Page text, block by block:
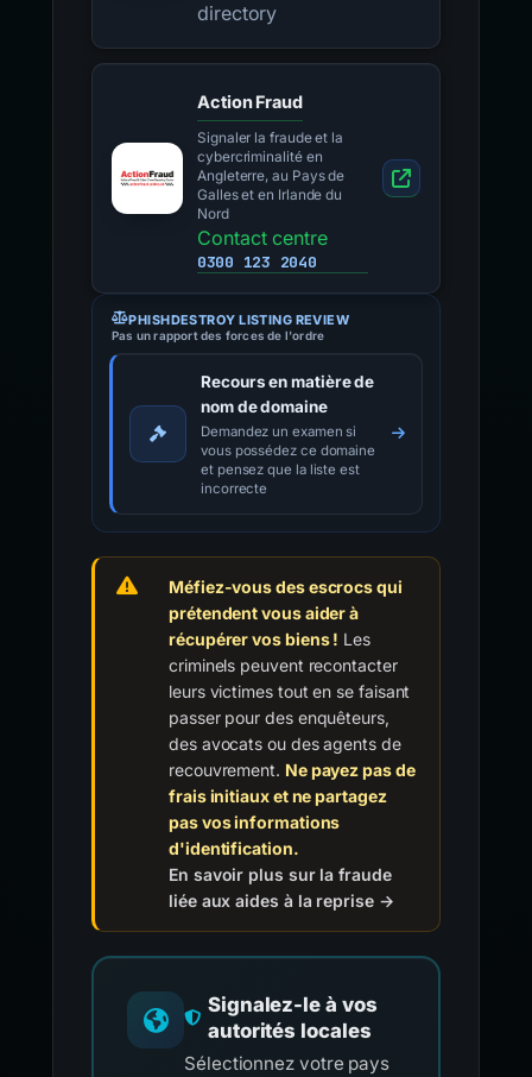
directory
Action Fraud
Signaler la fraude et la
cybercriminalité en
Angleterre, au Pays de
Galles et en Irlande du
Nord
Contact centre
0300 123 2040
PHISHDESTROY LISTING REVIEW
Pas un rapport des forces de l'ordre
Recours en matière de
nom de domaine
Demandez un examen si
vous possédez ce domaine
et pensez que la liste est
incorrecte
Méfiez-vous des escrocs qui
prétendent vous aider à
récupérer vos biens ! Les
criminels peuvent recontacter
leurs victimes tout en se faisant
passer pour des enquêteurs,
des avocats ou des agents de
recouvrement. Ne payez pas de
frais initiaux et ne partagez
pas vos informations
d'identification.
En savoir plus sur la fraude
liée aux aides à la reprise →
Signalez-le à vos
autorités locales
Sélectionnez votre pays